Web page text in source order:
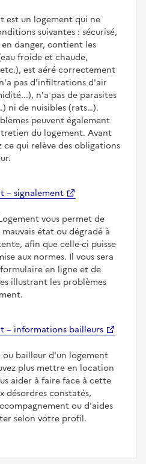
est un logement qui ne
suivantes : sécurisé,
danger, contient les
froide et chaude,
est aéré correctement
pas d'infiltrations d'air
n'a pas de parasites
ni de nuisibles (rats…).
peuvent également
du logement. Avant
qui relève des obligations
– signalement
vous permet de
état ou dégradé à
afin que celle-ci puisse
aux normes. Il vous sera
en ligne et de
illustrant les problèmes
– informations bailleurs
ou bailleur d'un logement
plus mettre en location
aider à faire face à cette
désordres constatés,
ou d'aides
selon votre profil.